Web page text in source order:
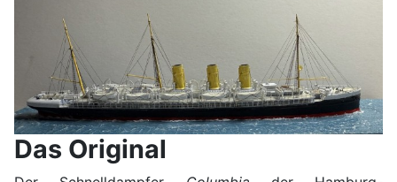
Das Original